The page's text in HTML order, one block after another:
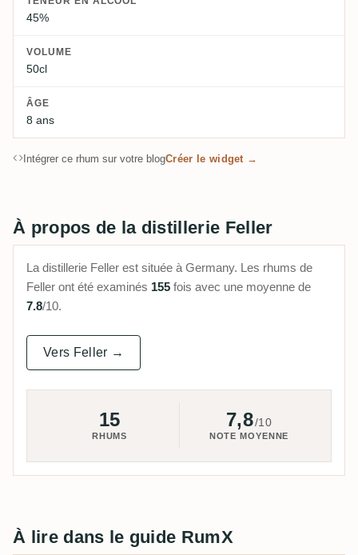
45%
VOLUME
50cl
ÂGE
8 ans
Intégrer ce rhum sur votre blogCréer le widget →
À propos de la distillerie Feller
La distillerie Feller est située à Germany. Les rhums de
Feller ont été examinés 155 fois avec une moyenne de
7.8/10.
Vers Feller →
15
RHUMS
7,8/10
NOTE MOYENNE
À lire dans le guide RumX